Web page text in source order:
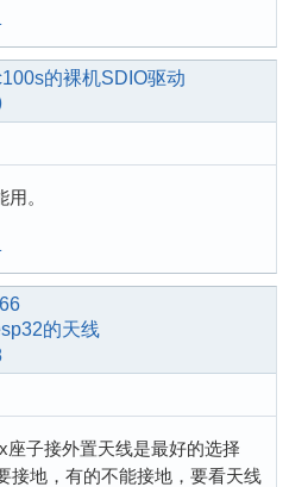
的裸机SDIO驱动
。
的天线
座子接外置天线是最好的选择
接地，有的不能接地，要看天线